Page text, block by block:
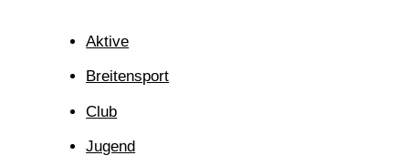
Aktive
Breitensport
Club
Jugend